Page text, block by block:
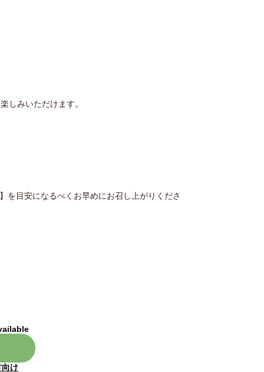
しみいただけます。
目安になるべくお早めにお召し上がりくださ
向け